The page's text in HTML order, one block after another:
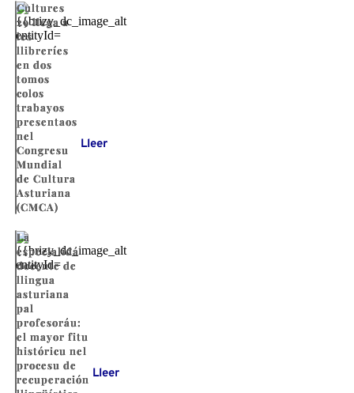
Cultures
29 llega a
les
llibreríes
en dos
tomos
colos
trabayos
presentaos
nel
Congresu
Mundial
de Cultura
Asturiana
(CMCA)
Lleer
La
especialidá
docente de
llingua
asturiana
pal
profesoráu:
el mayor fitu
históricu nel
procesu de
recuperación Lleer